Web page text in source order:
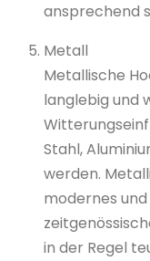
ansprechend
Metall
Metallische
langlebig und
Stahl,
werden.
modernes
in der Regel